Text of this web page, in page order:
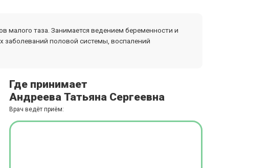
малого таза. Занимается ведением беременности и
половой системы, воспалений
Где принимает
Андреева Татьяна Сергеевна
Врач ведёт приём: